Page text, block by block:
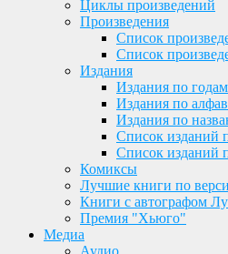
Циклы произведений
Произведения
Список
Список
Издания
Издания по годам
Издания по
Издания по
Список изданий
Список изданий
Комиксы
Лучшие книги по
Книги с автографом
Премия "Хьюго"
Медиа
Аудио